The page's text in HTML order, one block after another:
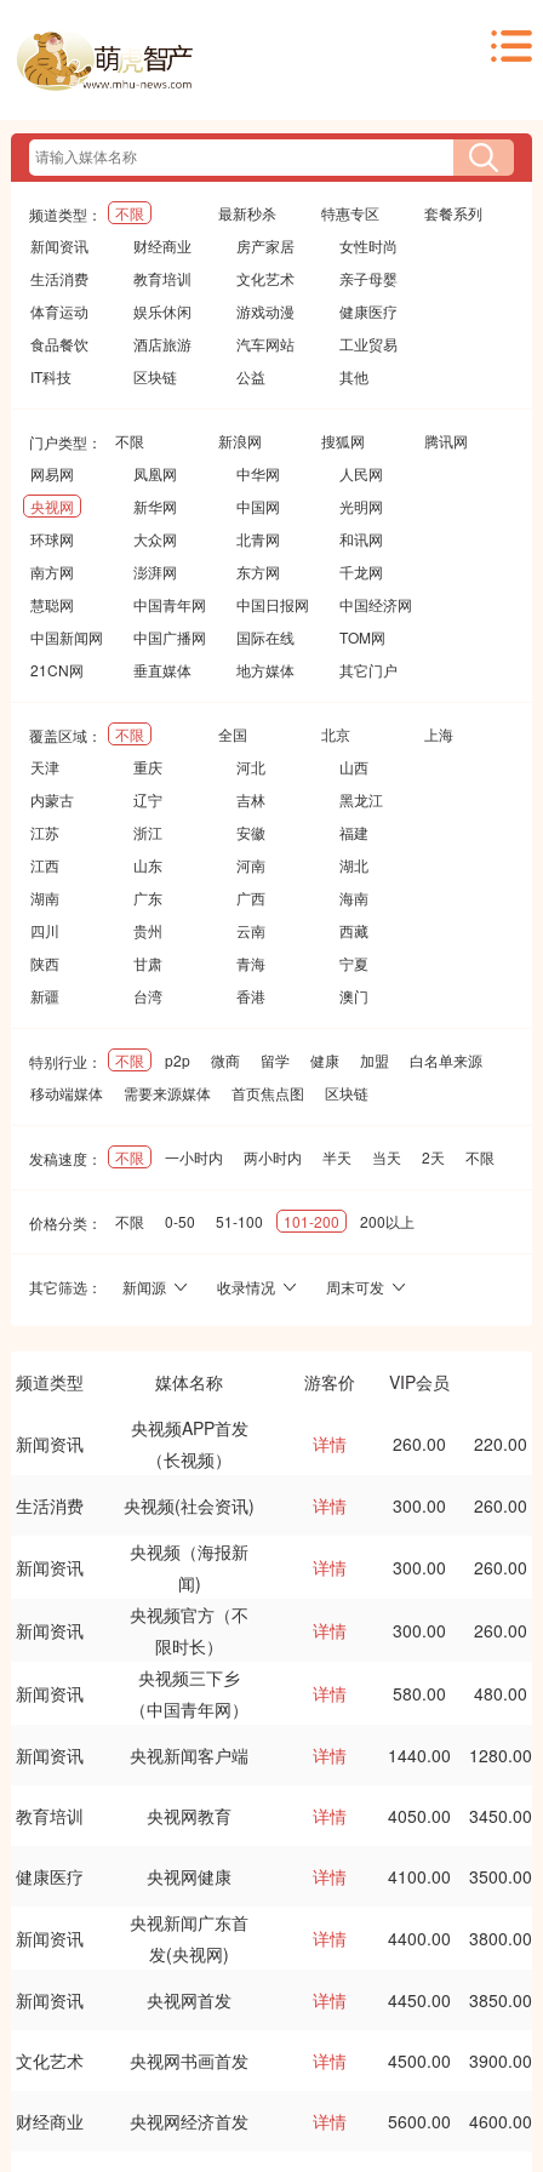
频道类型： 不限 最新秒杀 特惠专区
套餐系列
新闻资讯
财经商业 房产家居
女性时尚
生活消费
教育培训 文化艺术
亲子母婴
体育运动
娱乐休闲 游戏动漫
健康医疗
食品餐饮
酒店旅游 汽车网站
工业贸易
IT科技
区块链 公益 其他
门户类型： 不限 新浪网 搜狐网
腾讯网
网易网
凤凰网 中华网
人民网
央视网
新华网 中国网
光明网
环球网
大众网 北青网
和讯网
南方网
澎湃网 东方网
千龙网
慧聪网
中国青年网 中国日报网
中国经济网
中国新闻网
中国广播网 国际在线
TOM网
21CN网
垂直媒体 地方媒体 其它门户
覆盖区域： 不限 全国 北京
上海
天津
重庆 河北
山西
内蒙古
辽宁 吉林
黑龙江
江苏
浙江 安徽
福建
江西
山东 河南
湖北
湖南
广东 广西
海南
四川
贵州 云南
西藏
陕西
甘肃 青海
宁夏
新疆
台湾 香港 澳门
特别行业： 不限 p2p 微商 留学 健康 加盟
白名单来源
移动端媒体
需要来源媒体 首页焦点图 区块链
发稿速度： 不限 一小时内 两小时内 半天 当天 2天 不限
价格分类： 不限 0-50 51-100 101-200 200以上
其它筛选： 新闻源 收录情况 周末可发
频道类型 媒体名称 游客价 VIP会员
新闻资讯
央视频APP首发
（长视频）
详情 260.00 220.00
生活消费 央视频(社会资讯) 详情 300.00 260.00
新闻资讯
央视频（海报新
闻)
详情 300.00 260.00
新闻资讯
央视频官方（不
限时长）
详情 300.00 260.00
新闻资讯
央视频三下乡
（中国青年网）
详情 580.00 480.00
新闻资讯 央视新闻客户端 详情 1440.00 1280.00
教育培训 央视网教育 详情 4050.00 3450.00
健康医疗 央视网健康 详情 4100.00 3500.00
新闻资讯
央视新闻广东首
发(央视网)
详情 4400.00 3800.00
新闻资讯 央视网首发 详情 4450.00 3850.00
文化艺术 央视网书画首发 详情 4500.00 3900.00
财经商业 央视网经济首发 详情 5600.00 4600.00